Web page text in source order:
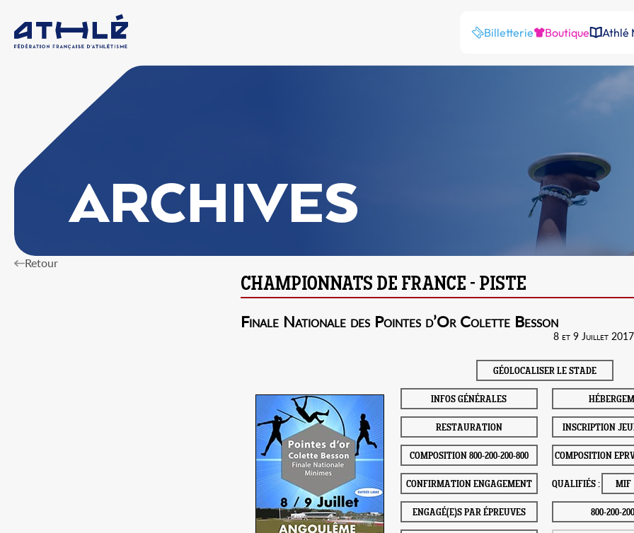
Billetterie Boutique Athlé
ARCHIVES
Retour
Finale Nationale des Pointes d’Or Colette Besson
8 et 9 Juillet
GÉOLOCALISER LE STADE
INFOS GÉNÉRALES
RESTAURATION INSCRIPTION
COMPOSITION 800-200-200-800 COMPOSITION
CONFIRMATION ENGAGEMENT QUALIFIÉS : MIF
ENGAGÉ(E)S PAR ÉPREUVES 800-200-